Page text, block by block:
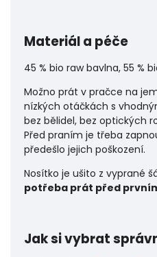
Materiál a péče
45 % bio raw bavlna, 55 %
Možno prát v pračce na
nízkých otáčkách s
bez bělidel, bez optických
Před praním je třeba
předešlo jejich poškození.
Nosítko je ušito z vyprané
potřeba prát před
Jak si vybrat